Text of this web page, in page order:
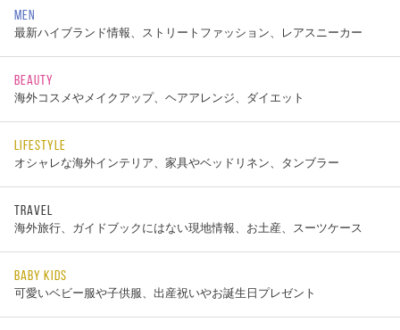
MEN
最新ハイブランド情報、ストリートファッション、レアスニーカー
BEAUTY
海外コスメやメイクアップ、ヘアアレンジ、ダイエット
LIFESTYLE
オシャレな海外インテリア、家具やベッドリネン、タンブラー
TRAVEL
海外旅行、ガイドブックにはない現地情報、お土産、スーツケース
BABY KIDS
可愛いベビー服や子供服、出産祝いやお誕生日プレゼント